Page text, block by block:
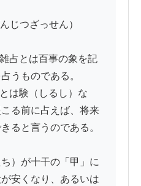
占とは百事の象を記
うものである。
は験（しるし）な
る前に占えば、将来
ると言うのである。
）が十干の「甲」に
安くなり、あるいは